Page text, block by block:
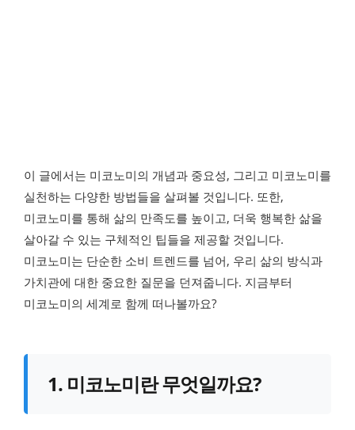
이 글에서는 미코노미의 개념과 중요성, 그리고 미코노미를
실천하는 다양한 방법들을 살펴볼 것입니다. 또한,
미코노미를 통해 삶의 만족도를 높이고, 더욱 행복한 삶을
살아갈 수 있는 구체적인 팁들을 제공할 것입니다.
미코노미는 단순한 소비 트렌드를 넘어, 우리 삶의 방식과
가치관에 대한 중요한 질문을 던져줍니다. 지금부터
미코노미의 세계로 함께 떠나볼까요?
1. 미코노미란 무엇일까요?